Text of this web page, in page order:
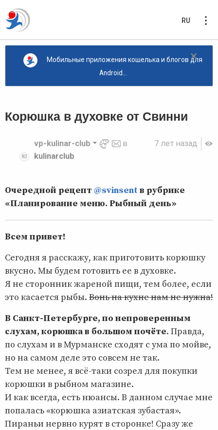
RU
×
Мобильные приложения кошелька и блогов для
Android...
Корюшка в духовке от Свинни
7 лет назад
83
vp-kulinar-club
в
kulinarclub
Очередной рецепт @svinsent в рубрике
«Планирование меню. Рыбный день»
Всем привет!
Сегодня я расскажу, как приготовить корюшку
вкусно. Мы будем готовить ее в духовке.
Я не сторонник жареной пищи, тем более, если
это касается рыбы. Вонь на кухне нам не нужна!
В Санкт-Петербурге, по непроверенным
слухам, корюшка в большом почёте. Правда,
по слухам и в Мурманске сходят с ума по мойве,
но на самом деле это совсем не так.
Тем не менее, я всё-таки созрел для покупки
корюшки в рыбном магазине.
И как всегда, есть нюансы. В данном случае мне
попалась «корюшка азиатская зубастая».
Пираньи нервно курят в сторонке! Сразу же